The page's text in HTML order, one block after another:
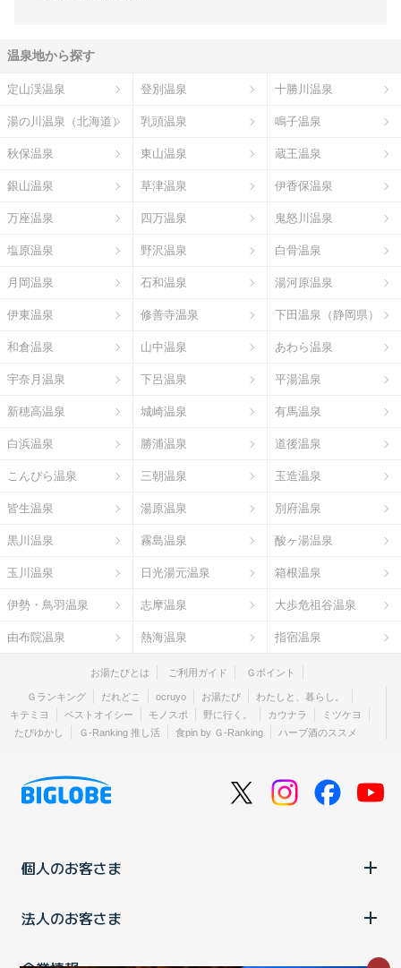
温泉地から探す
定山渓温泉 登別温泉 十勝川温泉
湯の川温泉（北海道） 乳頭温泉 鳴子温泉
秋保温泉 東山温泉 蔵王温泉
銀山温泉 草津温泉 伊香保温泉
万座温泉 四万温泉 鬼怒川温泉
塩原温泉 野沢温泉 白骨温泉
月岡温泉 石和温泉 湯河原温泉
伊東温泉 修善寺温泉 下田温泉（静岡県）
和倉温泉 山中温泉 あわら温泉
宇奈月温泉 下呂温泉 平湯温泉
新穂高温泉 城崎温泉 有馬温泉
白浜温泉 勝浦温泉 道後温泉
こんぴら温泉 三朝温泉 玉造温泉
皆生温泉 湯原温泉 別府温泉
黒川温泉 霧島温泉 酸ヶ湯温泉
玉川温泉 日光湯元温泉 箱根温泉
伊勢・鳥羽温泉 志摩温泉 大歩危祖谷温泉
由布院温泉 熱海温泉 指宿温泉
お湯たびとは ご利用ガイド Ｇポイント
Ｇランキング だれどこ ocruyo お湯たび
わたしと、暮らし。
キテミヨ
ベストオイシー モノスポ 野に行く。 カウナラ
ミツケヨ
たびゆかし
Ｇ-Ranking 推し活 食pin by Ｇ-Ranking ハーブ酒のススメ
個人のお客さま
法人のお客さま